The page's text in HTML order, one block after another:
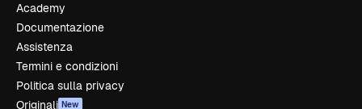
Academy
Documentazione
Assistenza
Termini e condizioni
Politica sulla privacy
Originali New